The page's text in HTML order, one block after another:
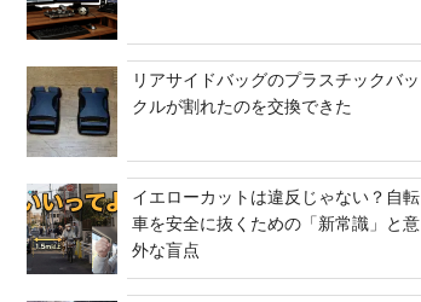
リアサイドバッグのプラスチックバッ
クルが割れたのを交換できた
イエローカットは違反じゃない？自転
車を安全に抜くための「新常識」と意
外な盲点